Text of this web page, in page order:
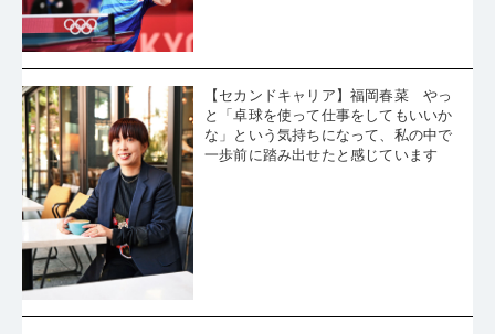
【セカンドキャリア】福岡春菜 やっ
と「卓球を使って仕事をしてもいいか
な」という気持ちになって、私の中で
一歩前に踏み出せたと感じています